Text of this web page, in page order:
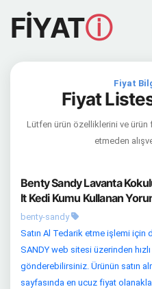
FİYATⓘ
Fiyat
Fiyat
Lütfen ürün özelliklerini ve ürün
etmeden
Benty Sandy Lavanta
lt Kedi Kumu Kullanan
benty-sandy
Satın Al Tedarik etme işlemi için
SANDY web sitesi üzerinden
gönderebilirsiniz. Ürünün satın
sayfasında en ucuz fiyat